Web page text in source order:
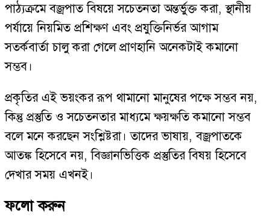
পাঠ্যক্রমে বজ্রপাত বিষয়ে সচেতনতা অন্তর্ভুক্ত করা, স্থানীয়
পর্যায়ে নিয়মিত প্রশিক্ষণ এবং প্রযুক্তিনির্ভর আগাম
সতর্কবার্তা চালু করা গেলে প্রাণহানি অনেকটাই কমানো
সম্ভব।
প্রকৃতির এই ভয়ংকর রূপ থামানো মানুষের পক্ষে সম্ভব নয়,
কিন্তু প্রস্তুতি ও সচেতনতার মাধ্যমে ক্ষয়ক্ষতি কমানো সম্ভব
বলে মনে করছেন সংশ্লিষ্টরা। তাদের ভাষায়, বজ্রপাতকে
আতঙ্ক হিসেবে নয়, বিজ্ঞানভিত্তিক প্রস্তুতির বিষয় হিসেবে
দেখার সময় এখনই।
ফলো করুন